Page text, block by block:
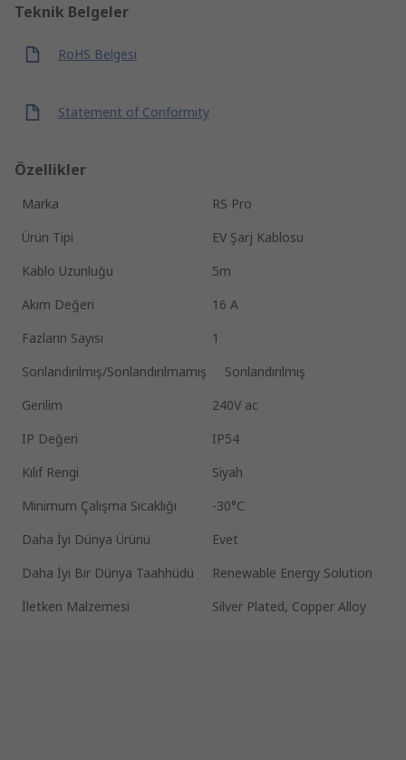
Teknik Belgeler
RoHS Belgesi
Statement of Conformity
Özellikler
Marka
RS Pro
Ürün Tipi
EV Şarj Kablosu
Kablo Uzunluğu
5m
Akım Değeri
16 A
Fazların Sayısı
1
Sonlandırılmış/Sonlandırılmamış
Sonlandırılmış
Gerilim
240V ac
IP Değeri
IP54
Kılıf Rengi
Siyah
Minimum Çalışma Sıcaklığı
-30°C
Daha İyi Dünya Ürünü
Evet
Daha İyi Bir Dünya Taahhüdü
Renewable Energy Solution
İletken Malzemesi
Silver Plated, Copper Alloy